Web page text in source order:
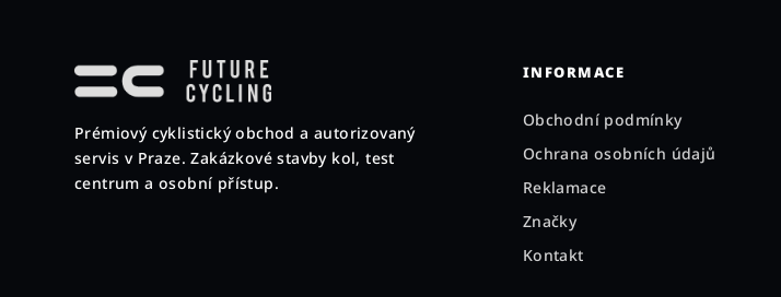
Prémiový cyklistický obchod a autorizovaný
servis v Praze. Zakázkové stavby kol, test
centrum a osobní přístup.
INFORMACE
Obchodní podmínky
Ochrana osobních údajů
Reklamace
Značky
Kontakt